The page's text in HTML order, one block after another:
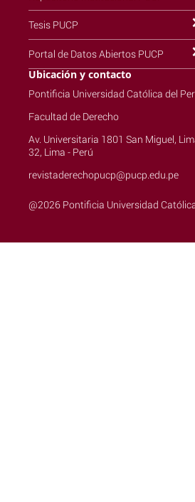
Tesis PUCP
Portal de Datos Abiertos PUCP
Ubicación y contacto
Pontificia Universidad Católica del
Facultad de Derecho
Av. Universitaria 1801 San Miguel,
32, Lima - Perú
revistaderechopucp@pucp.edu.pe
@2026 Pontificia Universidad